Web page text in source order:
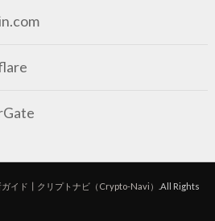
イド┃クリプトナビ（Crypto-Navi）
.All Rights